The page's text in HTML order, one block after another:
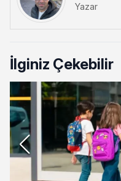
Yazar
İlginiz Çekebilir